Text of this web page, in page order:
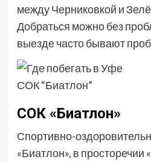
между Черниковкой и
Добраться можно без
выезде часто бывают
СОК “Биатлон”
СОК «Биатлон»
Спортивно-
«Биатлон», в просторечии